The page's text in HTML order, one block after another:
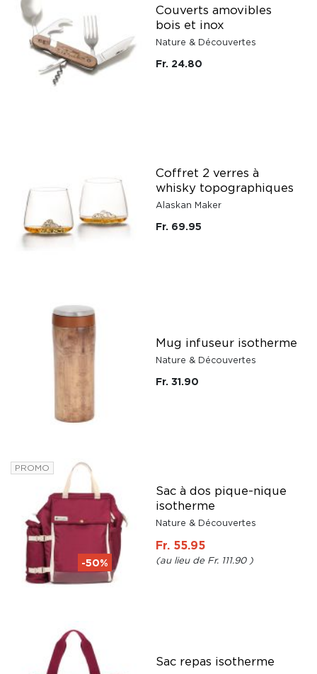
Couverts amovibles
bois et inox
Nature & Découvertes
Fr. 24.80
Coffret 2 verres à
whisky topographiques
Alaskan Maker
Fr. 69.95
Mug infuseur isotherme
Nature & Découvertes
Fr. 31.90
PROMO
Sac à dos pique-nique
isotherme
Nature & Découvertes
Fr. 55.95
Fr. 111.90
-50%
Sac repas isotherme